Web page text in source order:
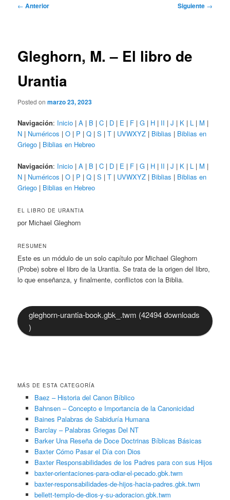
Navegación
← Anterior Siguiente →
Gleghorn, M. – El libro de
Urantia
Posted onmarzo 23, 2023
Navigación: Inicio |A | B |C | D | E | F |G | H | II |J | K | L | M |
N | Numéricos |O | P |Q |S |T | UVWXYZ | Biblias | Biblias en
Griego | Biblias en Hebreo
Navigación: Inicio |A | B |C | D | E | F |G | H | II |J | K | L | M |
N | Numéricos |O | P |Q |S |T | UVWXYZ | Biblias | Biblias en
Griego | Biblias en Hebreo
EL LIBRO DE URANTIA
por Michael Gleghorn
RESUMEN
Este es un módulo de un solo capítulo por Michael Gleghorn
(Probe) sobre el libro de la Urantia. Se trata de la origen del libro,
lo que enseñanza, y finalmente, conflictos con la Biblia.
gleghorn-urantia-book.gbk_.twm (42494 downloads
)
MÁS DE ESTA CATEGORÍA
Baez – Historia del Canon Bíblico
Bahnsen – Concepto e Importancia de la Canonicidad
Baines Palabras de Sabiduría Humana
Barclay – Palabras Griegas Del NT
Barker Una Reseña de Doce Doctrinas Bíblicas Básicas
Baxter Cómo Pasar el Día con Dios
Baxter Responsabilidades de los Padres para con sus Hijos
baxter-orientaciones-para-odiar-el-pecado.gbk.twm
baxter-responsabilidades-de-hijos-hacia-padres.gbk.twm
bellett-templo-de-dios-y-su-adoracion.gbk.twm